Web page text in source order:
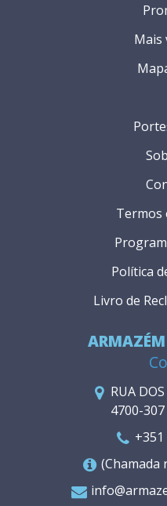
ARMAZÉM
RUA
4700-307
+351
(Chamada
Termos
Política
Livro de
Mais